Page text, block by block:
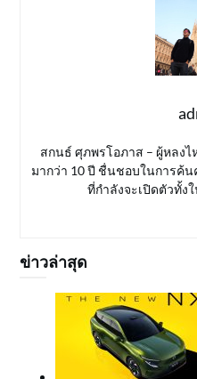
สกนธ์ ศุภพรโอภาส – ผู้หลง
มากว่า 10 ปี ชื่นชอบในการค้
ที่กำลังจะเปิดตัวทั้ง
ข่าวล่าสุด